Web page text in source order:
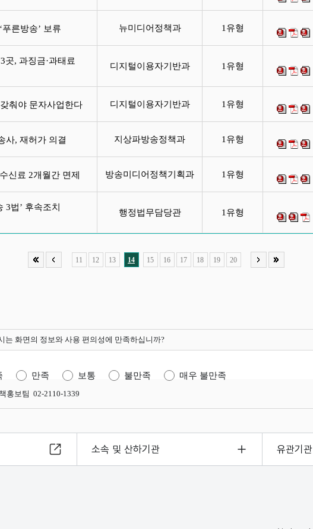
푸른방송’ 보류 뉴미디어정책과 1유형
곳, 과징금·과태료
디지털이용자기반과 1유형
춰야 문자사업한다 디지털이용자기반과 1유형
사, 재허가 의결 지상파방송정책과 1유형
신료 2개월간 면제 방송미디어정책기획과 1유형
3법’ 후속조치
행정법무담당관 1유형
11 12 13 14 15 16 17 18 19 20
는 화면의 정보와 사용 편의성에 만족하십니까?
만족 보통 불만족 매우 불만족
홍보팀 02-2110-1339
소속 및 산하기관 유관기관